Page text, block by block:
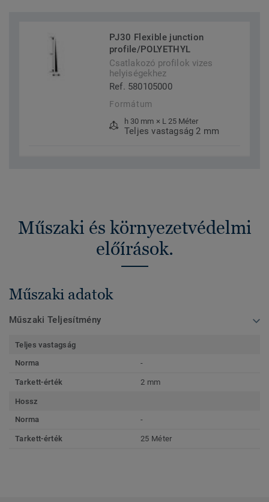
PJ30 Flexible junction
profile/POLYETHYL
Csatlakozó profilok vizes
helyiségekhez
Ref. 580105000
Formátum
h 30 mm × L 25 Méter
Teljes vastagság 2 mm
Műszaki és környezetvédelmi
előírások.
Műszaki adatok
Műszaki Teljesítmény
Teljes vastagság
Norma
-
Tarkett-érték 2 mm
Hossz
Norma
-
Tarkett-érték 25 Méter